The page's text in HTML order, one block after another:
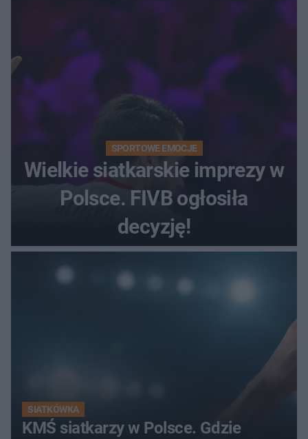
SPORTOWE EMOCJE
Wielkie siatkarskie imprezy w
Polsce. FIVB ogłosiła
decyzję!
SIATKÓWKA
KMŚ siatkarzy w Polsce. Gdzie